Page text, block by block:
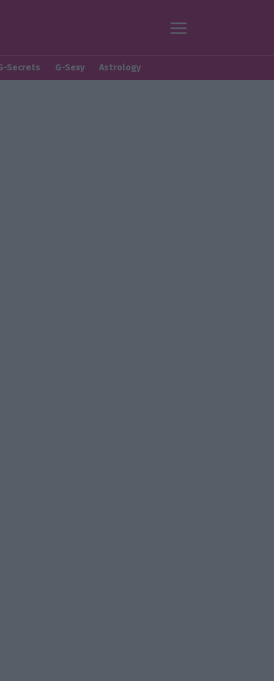
Secrets G-Sexy Astrology